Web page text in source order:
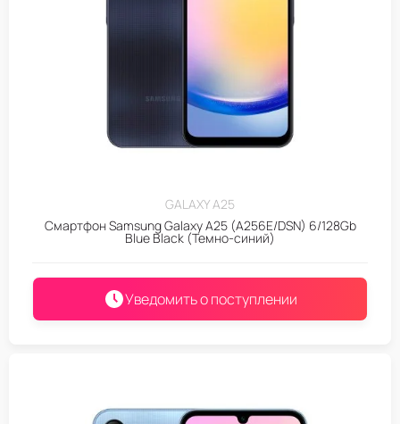
GALAXY A25
Смартфон Samsung Galaxy A25 (A256E/DSN) 6/128Gb
Blue Black (Темно-синий)
Уведомить о поступлении